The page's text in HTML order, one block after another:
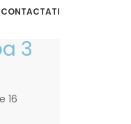
CONTACTATI
3
16